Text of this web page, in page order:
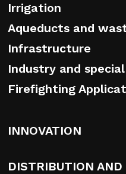
Irrigation
Aqueducts and
Infrastructure
Industry and
Firefighting
INNOVATION
DISTRIBUTION AND